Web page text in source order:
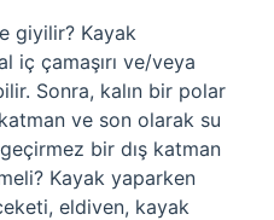
giyilir? Kayak
iç çamaşırı ve/veya
Sonra, kalın bir polar
ve son olarak su
bir dış katman
Kayak yaparken
eldiven, kayak